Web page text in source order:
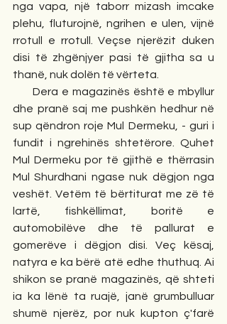
nga vapa, një taborr mizash imcake
plehu, fluturojnë, ngrihen e ulen, vijnë
rrotull e rrotull. Veçse njerëzit duken
disi të zhgënjyer pasi të gjitha sa u
thanë, nuk dolën të vërteta.
Dera e magazinës është e mbyllur
dhe pranë saj me pushkën hedhur në
sup qëndron roje Mul Dermeku, - guri i
fundit i ngrehinës shtetërore. Quhet
Mul Dermeku por të gjithë e thërrasin
Mul Shurdhani ngase nuk dëgjon nga
veshët. Vetëm të bërtiturat me zë të
lartë, fishkëllimat, boritë e
automobilëve dhe të pallurat e
gomerëve i dëgjon disi. Veç kësaj,
natyra e ka bërë atë edhe thuthuq. Ai
shikon se pranë magazinës, që shteti
ia ka lënë ta ruajë, janë grumbulluar
shumë njerëz, por nuk kupton ç'farë